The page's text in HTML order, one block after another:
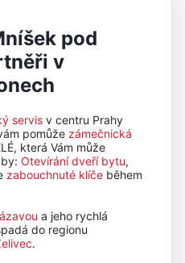
pod
v
servis v centru Prahy
pomůže zámečnická
která Vám může
Otevírání dveří bytu,
zabouchnuté klíče během
a jeho rychlá
do regionu
.